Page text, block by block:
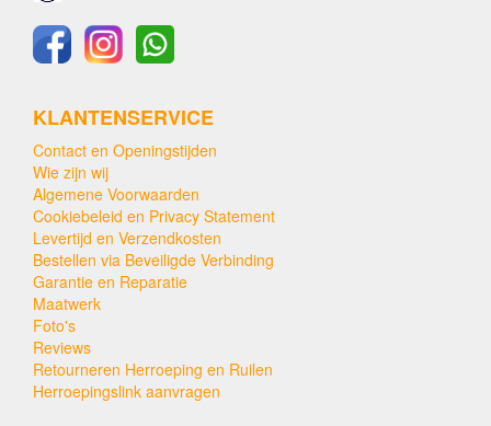
KLANTENSERVICE
Contact en Openingstijden
Wie zijn wij
Algemene Voorwaarden
Cookiebeleid en Privacy Statement
Levertijd en Verzendkosten
Bestellen via Beveiligde Verbinding
Garantie en Reparatie
Maatwerk
Foto's
Reviews
Retourneren Herroeping en Ruilen
Herroepingslink aanvragen